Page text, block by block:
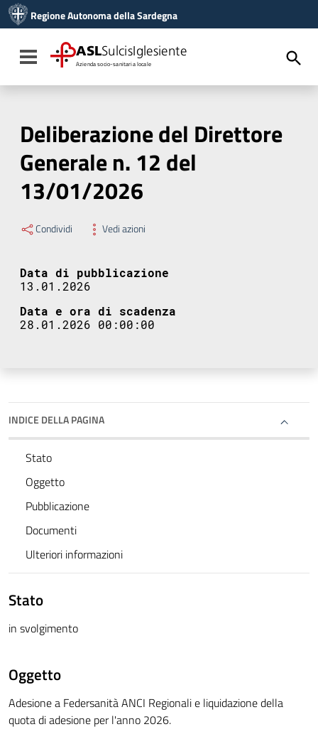
Vai al menu di navigazione
Vai al footer
Regione Autonoma della Sardegna
Toggle navigation
ASLSulcisIglesiente
Azienda socio-sanitaria locale
Deliberazione del Direttore
Generale n. 12 del
13/01/2026
Condividi Vedi azioni
Data di pubblicazione
13.01.2026
Data e ora di scadenza
28.01.2026 00:00:00
INDICE DELLA PAGINA
Stato
Oggetto
Pubblicazione
Documenti
Ulteriori informazioni
Stato
in svolgimento
Oggetto
Adesione a Federsanità ANCI Regionali e liquidazione della
quota di adesione per l'anno 2026.